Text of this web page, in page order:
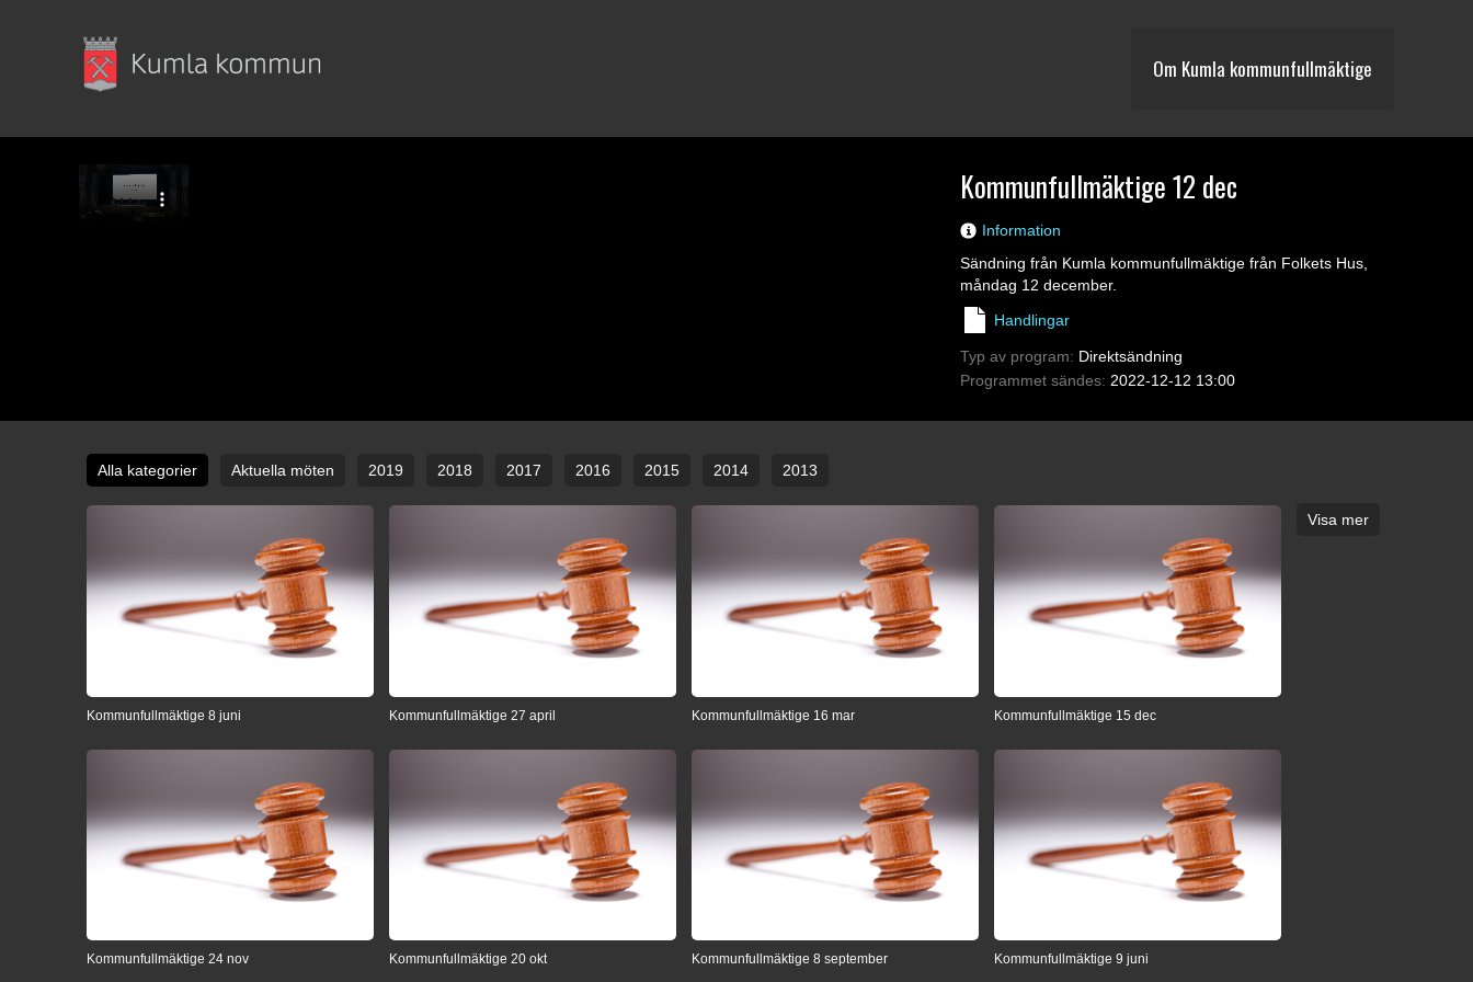
Om Kumla kommunfullmäktige
Kommunfullmäktige 12 dec
Information
Sändning från Kumla kommunfullmäktige från Folkets Hus,
måndag 12 december.
Handlingar
Typ av program: Direktsändning
Programmet sändes: 2022-12-12 13:00
Alla kategorier Aktuella möten 2019 2018 2017 2016 2015 2014 2013
Kommunfullmäktige 8 juni Kommunfullmäktige 27 april Kommunfullmäktige 16 mar Kommunfullmäktige 15 dec
Kommunfullmäktige 24 nov Kommunfullmäktige 20 okt Kommunfullmäktige 8 september Kommunfullmäktige 9 juni
Visa mer